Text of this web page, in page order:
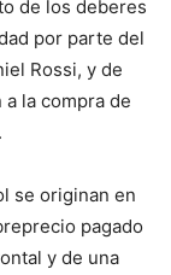
de los deberes
por parte del
Rossi, y de
la compra de
se originan en
pagado
y de una